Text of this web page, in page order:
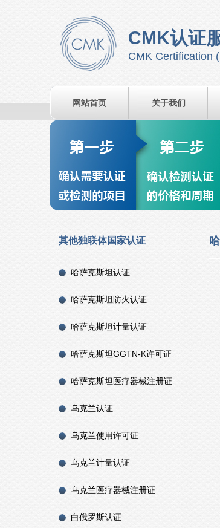
CMK认证
CMK Certification
网站首页 关于我们
其他独联体国家认证
哈萨克斯坦认证
哈萨克斯坦防火认证
哈萨克斯坦计量认证
哈萨克斯坦GGTN-K许可证
哈萨克斯坦医疗器械注册证
乌克兰认证
乌克兰使用许可证
乌克兰计量认证
乌克兰医疗器械注册证
白俄罗斯认证